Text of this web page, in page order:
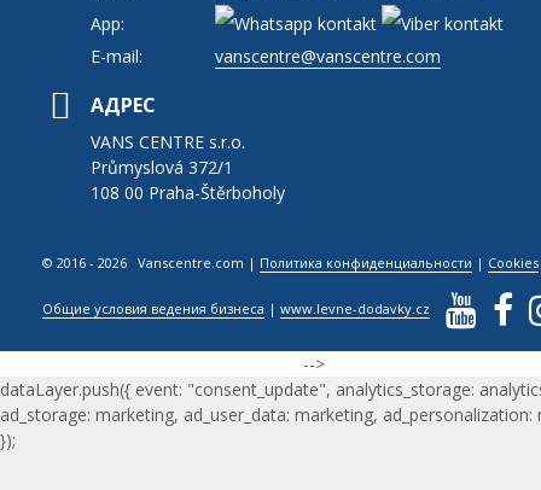
App:
E-mail:
vanscentre@vanscentre.com
АДРЕС
VANS CENTRE s.r.o.
Průmyslová 372/1
108 00 Praha-Štěrboholy
© 2016 - 2026 Vanscentre.com | Политика конфиденциальности | Cookies
Общие условия ведения бизнеса |www.levne-dodavky.cz
-->
dataLayer.push({ event: "consent_update", analytics_storage:
ad_storage: marketing, ad_user_data: marketing, ad_personalization:
});